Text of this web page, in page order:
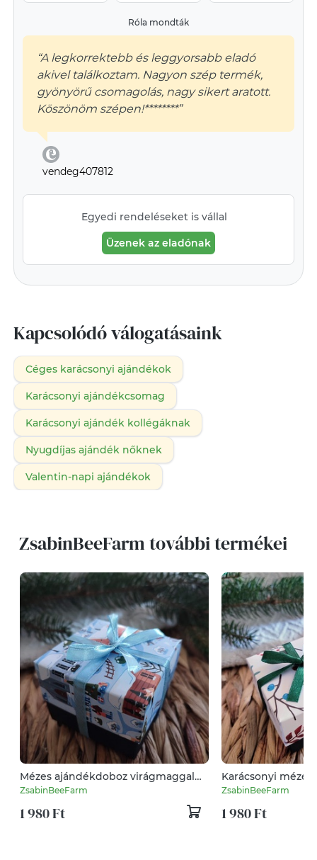
Róla mondták
“A legkorrektebb és leggyorsabb eladó
akivel találkoztam. Nagyon szép termék,
gyönyörű csomagolás, nagy sikert aratott.
Köszönöm szépen!********”
vendeg407812
Egyedi rendeléseket is vállal
Üzenek az eladónak
Kapcsolódó válogatásaink
Céges karácsonyi ajándékok
Karácsonyi ajándékcsomag
Karácsonyi ajándék kollégáknak
Nyugdíjas ajándék nőknek
Valentin-napi ajándékok
ZsabinBeeFarm további termékei
Mézes ajándékdoboz virágmaggal
karácsonyra
ZsabinBeeFarm
1 980 Ft
Karácsonyi
virágmaggal
ZsabinBeeFarm
1 980 Ft